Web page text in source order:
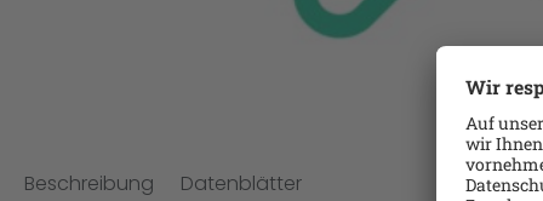
Beschreibung Datenblätter